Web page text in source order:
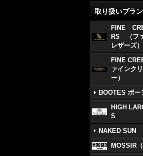
取り扱いブラ
FINE
RS （フ
レザーズ）
FINE
ァインク
ー）
BOOTES ボー
HIGH
S
NAKED SUN
MOSSIR